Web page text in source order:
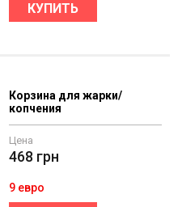
КУПИТЬ
Корзина для жарки/
копчения
Цена
468 грн
9 евро